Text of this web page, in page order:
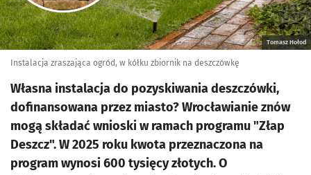
Tomasz Hołod
Instalacja zraszająca ogród, w kółku zbiornik na deszczówkę
Własna instalacja do pozyskiwania deszczówki,
dofinansowana przez miasto? Wrocławianie znów
mogą składać wnioski w ramach programu "Złap
Deszcz". W 2025 roku kwota przeznaczona na
program wynosi 600 tysięcy złotych. O